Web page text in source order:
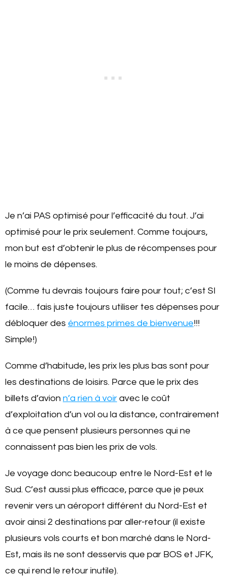
Je n’ai PAS optimisé pour l’efficacité du tout. J’ai
optimisé pour le prix seulement. Comme toujours,
mon but est d’obtenir le plus de récompenses pour
le moins de dépenses.
(Comme tu devrais toujours faire pour tout; c’est SI
facile… fais juste toujours utiliser tes dépenses pour
débloquer des énormes primes de bienvenue!!!
Simple!)
Comme d’habitude, les prix les plus bas sont pour
les destinations de loisirs. Parce que le prix des
billets d’avion n’a rien à voir avec le coût
d’exploitation d’un vol ou la distance, contrairement
à ce que pensent plusieurs personnes qui ne
connaissent pas bien les prix de vols.
Je voyage donc beaucoup entre le Nord-Est et le
Sud. C’est aussi plus efficace, parce que je peux
revenir vers un aéroport différent du Nord-Est et
avoir ainsi 2 destinations par aller-retour (il existe
plusieurs vols courts et bon marché dans le Nord-
Est, mais ils ne sont desservis que par BOS et JFK,
ce qui rend le retour inutile).